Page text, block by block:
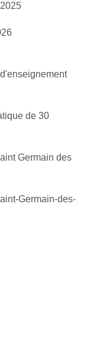
de 30
Germain des
Germain-des-